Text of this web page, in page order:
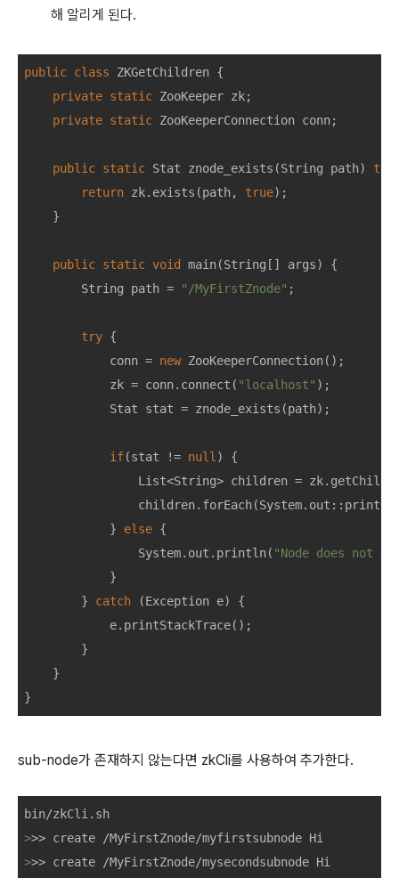
해 알리게 된다.
public class ZKGetChildren {
private static ZooKeeper zk;
private static ZooKeeperConnection conn;
public static Stat znode_exists (String path)
return zk. exists (path, true);
}
public static void main(String [] args)
{
String
path = "/MyFirstZnode" ;
try {
conn = new ZooKeeperConnection();
zk = conn. connect ( "localhost" );
Stat
stat = znode_exists (path);
if(stat != null )
{
List<String> children = zk.
children. forEach(System. out :: println
}
else {
System. out . println( "Node does not
}
}
catch (Exception e)
{
e. printStackTrace();
}
}
}
sub-node가 존재하지 않는다면 zkCli를 사용하여 추가한다.
>>> create /MyFirstZnode/myfirstsubnode Hi
>>> create /MyFirstZnode/mysecondsubnode Hi